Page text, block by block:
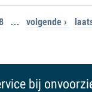
… volgende ›
vriendelijk,